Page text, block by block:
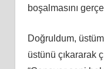
boşalmasını
Doğruldum,
üstünü çıkararak